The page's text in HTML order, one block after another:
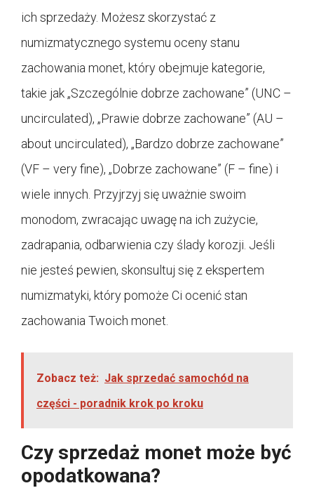
ich sprzedaży. Możesz skorzystać z
numizmatycznego systemu oceny stanu
zachowania monet, który obejmuje kategorie,
takie jak „Szczególnie dobrze zachowane” (UNC –
uncirculated), „Prawie dobrze zachowane” (AU –
about uncirculated), „Bardzo dobrze zachowane”
(VF – very fine), „Dobrze zachowane” (F – fine) i
wiele innych. Przyjrzyj się uważnie swoim
monodom, zwracając uwagę na ich zużycie,
zadrapania, odbarwienia czy ślady korozji. Jeśli
nie jesteś pewien, skonsultuj się z ekspertem
numizmatyki, który pomoże Ci ocenić stan
zachowania Twoich monet.
Zobacz też: Jak sprzedać samochód na
części - poradnik krok po kroku
Czy sprzedaż monet może być
opodatkowana?